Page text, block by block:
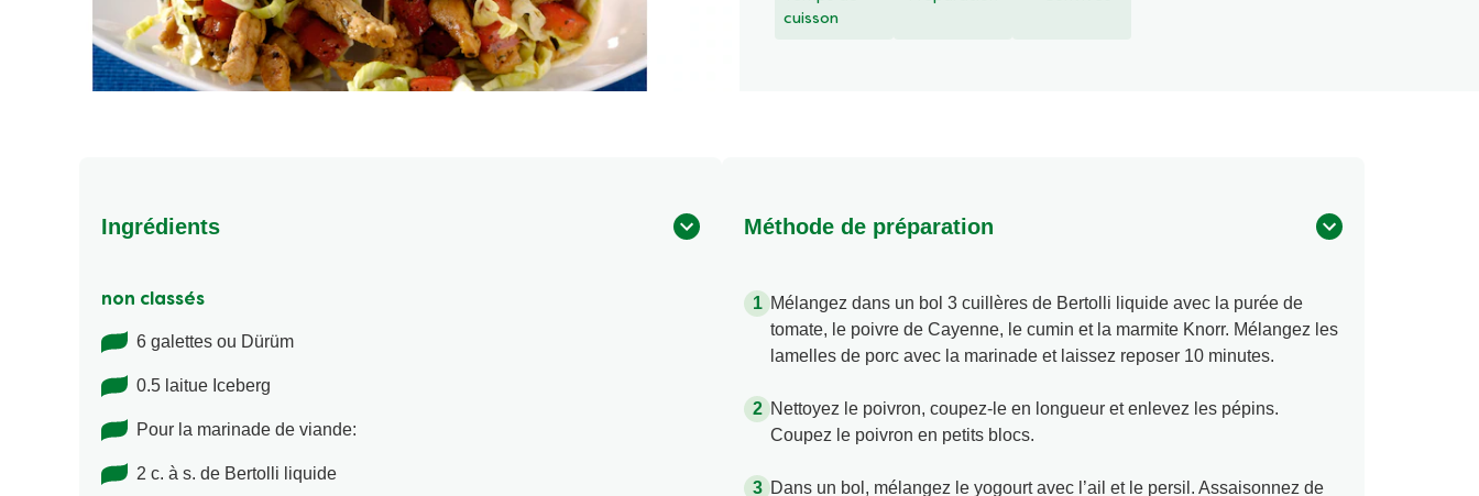
ce
Temps de
Ingrédients
non classés
6 galettes ou Dürüm
0.5 laitue Iceberg
Pour la marinade de viande:
2 c. à s. de Bertolli liquide
Méthode de préparation
Mélangez dans un bol 3 cuillères de Bertolli liquide avec la purée de
tomate, le poivre de Cayenne, le cumin et la marmite Knorr. Mélangez les
lamelles de porc avec la marinade et laissez reposer 10 minutes.
Nettoyez le poivron, coupez-le en longueur et enlevez les pépins.
Coupez le poivron en petits blocs.
Dans un bol, mélangez le yogourt avec l’ail et le persil. Assaisonnez de